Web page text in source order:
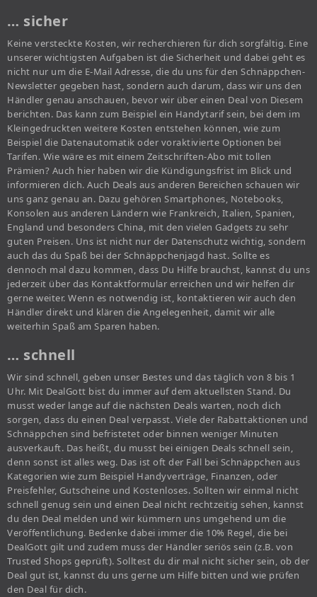
… sicher
Keine versteckte Kosten, wir recherchieren für dich sorgfältig. Eine
unserer wichtigsten Aufgaben ist die Sicherheit und dabei geht es
nicht nur um die E-Mail Adresse, die du uns für den Schnäppchen-
Newsletter gegeben hast, sondern auch darum, dass wir uns den
Händler genau anschauen, bevor wir über einen Deal von Diesem
berichten. Das kann zum Beispiel ein Handytarif sein, bei dem im
Kleingedruckten weitere Kosten entstehen können, wie zum
Beispiel die Datenautomatik oder voraktivierte Optionen bei
Tarifen. Wie wäre es mit einem Zeitschriften-Abo mit tollen
Prämien? Auch hier haben wir die Kündigungsfrist im Blick und
informieren dich. Auch Deals aus anderen Bereichen schauen wir
uns ganz genau an. Dazu gehören Smartphones, Notebooks,
Konsolen aus anderen Ländern wie Frankreich, Italien, Spanien,
England und besonders China, mit den vielen Gadgets zu sehr
guten Preisen. Uns ist nicht nur der Datenschutz wichtig, sondern
auch das du Spaß bei der Schnäppchenjagd hast. Sollte es
dennoch mal dazu kommen, dass Du Hilfe brauchst, kannst du uns
jederzeit über das Kontaktformular erreichen und wir helfen dir
gerne weiter. Wenn es notwendig ist, kontaktieren wir auch den
Händler direkt und klären die Angelegenheit, damit wir alle
weiterhin Spaß am Sparen haben.
… schnell
Wir sind schnell, geben unser Bestes und das täglich von 8 bis 1
Uhr. Mit DealGott bist du immer auf dem aktuellsten Stand. Du
musst weder lange auf die nächsten Deals warten, noch dich
sorgen, dass du einen Deal verpasst. Viele der Rabattaktionen und
Schnäppchen sind befristetet oder binnen weniger Minuten
ausverkauft. Das heißt, du musst bei einigen Deals schnell sein,
denn sonst ist alles weg. Das ist oft der Fall bei Schnäppchen aus
Kategorien wie zum Beispiel Handyverträge, Finanzen, oder
Preisfehler, Gutscheine und Kostenloses. Sollten wir einmal nicht
schnell genug sein und einen Deal nicht rechtzeitig sehen, kannst
du den Deal melden und wir kümmern uns umgehend um die
Veröffentlichung. Bedenke dabei immer die 10% Regel, die bei
DealGott gilt und zudem muss der Händler seriös sein (z.B. von
Trusted Shops geprüft). Solltest du dir mal nicht sicher sein, ob der
Deal gut ist, kannst du uns gerne um Hilfe bitten und wie prüfen
den Deal für dich.